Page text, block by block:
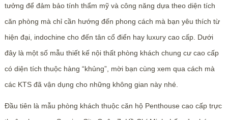
tưởng để đảm bảo tính thẩm mỹ và công năng dựa theo diện tích
căn phòng mà chỉ cần hướng đến phong cách mà bạn yêu thích từ
hiện đại, indochine cho đến tân cổ điển hay luxury cao cấp. Dưới
đây là một số mẫu thiết kế nội thất phòng khách chung cư cao cấp
có diện tích thuộc hàng “khủng”, mời bạn cùng xem qua cách mà
các KTS đã vận dụng cho những không gian này nhé.
Đầu tiên là mẫu phòng khách thuộc căn hộ Penthouse cao cấp trực